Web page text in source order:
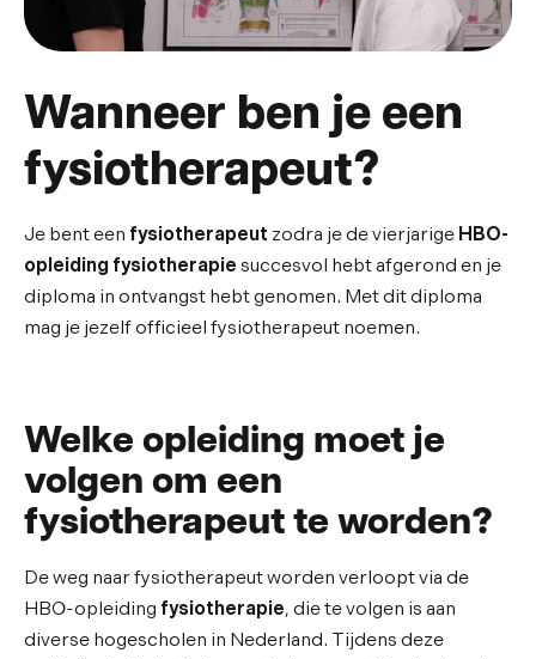
Wanneer ben je een
fysiotherapeut?
Je bent een fysiotherapeut zodra je de vierjarige HBO-
opleiding fysiotherapie succesvol hebt afgerond en je
diploma in ontvangst hebt genomen. Met dit diploma
mag je jezelf officieel fysiotherapeut noemen.
Welke opleiding moet je
volgen om een
fysiotherapeut te worden?
De weg naar fysiotherapeut worden verloopt via de
HBO-opleiding fysiotherapie, die te volgen is aan
diverse hogescholen in Nederland. Tijdens deze